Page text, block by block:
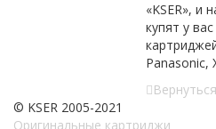
«KSER», и
купят у
Panasonic,
© KSER 2005-2021
Оригинальные картриджи